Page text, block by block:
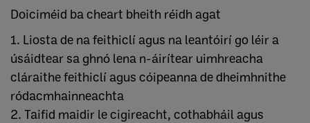
Doiciméid ba cheart bheith réidh agat
1. Liosta de na feithiclí agus na leantóirí go léir a
úsáidtear sa ghnó lena n-áirítear uimhreacha
cláraithe feithiclí agus cóipeanna de dheimhnithe
ródacmhainneachta
2. Taifid maidir le cigireacht, cothabháil agus